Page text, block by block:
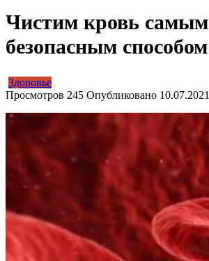
Чистим кровь самым
безопасным способом
Здоровье
Просмотров 245 Опубликовано 10.07.2021